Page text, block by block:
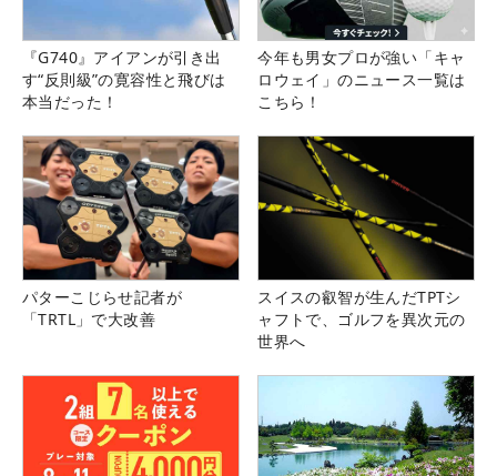
『G740』アイアンが引き出
す“反則級”の寛容性と飛びは
本当だった！
今年も男女プロが強い「キャ
ロウェイ」のニュース一覧は
こちら！
パターこじらせ記者が
「TRTL」で大改善
スイスの叡智が生んだTPTシ
ャフトで、ゴルフを異次元の
世界へ